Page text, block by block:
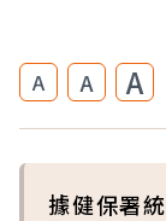
A A A
據健保署